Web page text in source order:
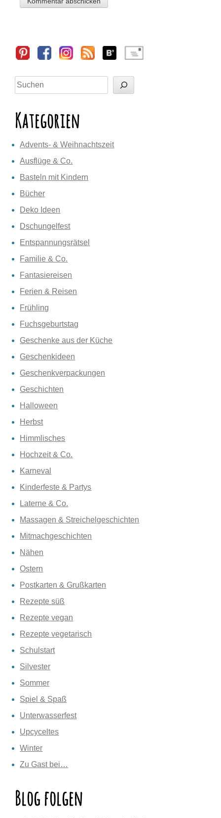
Sidebar
Suchen
Kategorien
Advents- & Weihnachtszeit
Ausflüge & Co.
Basteln mit Kindern
Bücher
Deko Ideen
Dschungelfest
Entspannungsrätsel
Familie & Co.
Fantasiereisen
Ferien & Reisen
Frühling
Fuchsgeburtstag
Geschenke aus der Küche
Geschenkideen
Geschenkverpackungen
Geschichten
Halloween
Herbst
Himmlisches
Hochzeit & Co.
Karneval
Kinderfeste & Partys
Laterne & Co.
Massagen & Streichelgeschichten
Mitmachgeschichten
Nähen
Ostern
Postkarten & Grußkarten
Rezepte süß
Rezepte vegan
Rezepte vegetarisch
Schulstart
Silvester
Sommer
Spiel & Spaß
Unterwasserfest
Upcyceltes
Winter
Zu Gast bei…
Blog folgen